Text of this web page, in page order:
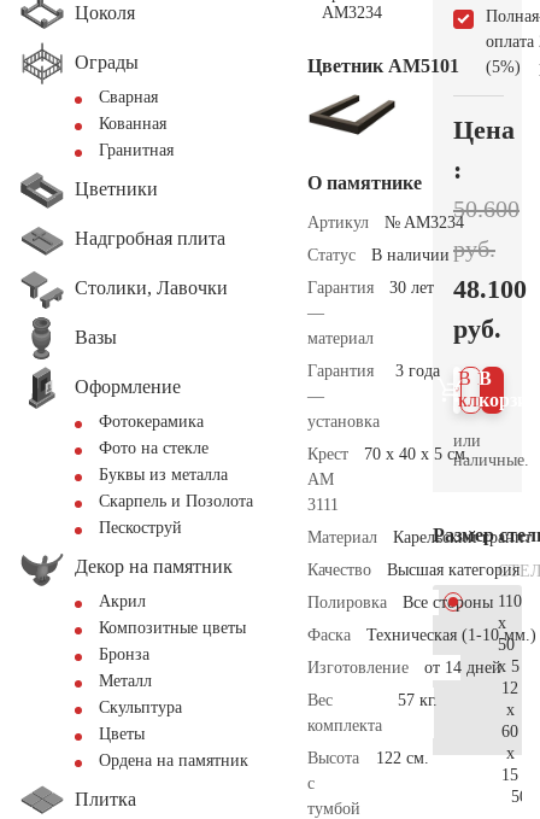
Цоколя
Ограды
Сварная
Кованная
Гранитная
Цветники
Надгробная плита
Столики, Лавочки
Вазы
Оформление
Фотокерамика
Фото на стекле
Буквы из металла
Скарпель и Позолота
Пескоструй
Декор на памятник
Акрил
Композитные цветы
Бронза
Металл
Скульптура
Цветы
Ордена на памятник
Плитка
Цветник АМ5101
О памятнике
Артикул
№ AM3234
Статус
В наличии
Гарантия
—
материал
30 лет
Гарантия
—
установка
3 года
Крест
AM
3111
70 x 40 x 5 см.
Материал
Карельский гранит
Качество
Высшая категория
Полировка
Все стороны
Фаска
Техническая (1-10 мм.)
Изготовление
от 14 дней
Вес
комплекта
57 кг.
Высота
с
тумбой
122 см.
Полная
оплата
(5%)
Цена
:
50.600
руб.
48.100
руб.
В
В 1
клик
или
наличные.
Размер
110
x
50
x 5
12
x
60
x
15